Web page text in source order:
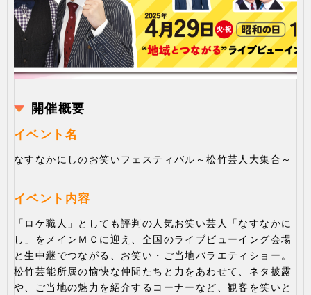
開催概要
イベント名
なすなかにしのお笑いフェスティバル～松竹芸人大集合～
イベント内容
「ロケ職人」としても評判の人気お笑い芸人「なすなかに
し」をメインＭＣに迎え、全国のライブビューイング会場
と生中継でつながる、お笑い・ご当地バラエティショー。
松竹芸能所属の愉快な仲間たちと力をあわせて、ネタ披露
や、ご当地の魅力を紹介するコーナーなど、観客を笑いと